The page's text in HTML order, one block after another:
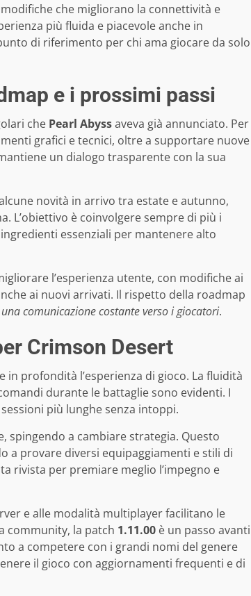
che migliorano la connettività e
più fluida e piacevole anche in
di riferimento per chi ama giocare da solo
e i prossimi passi
che Pearl Abyssaveva già annunciato. Per
grafici e tecnici, oltre a supportare nuove
un dialogo trasparente con la sua
novità in arrivo tra estate e autunno,
L’obiettivo è coinvolgere sempre di più i
essenziali per mantenere alto
l’esperienza utente, con modifiche ai
ai nuovi arrivati. Il rispetto della roadmap
comunicazione costante verso i giocatori.
Crimson Desert
profondità l’esperienza di gioco. La fluidità
durante le battaglie sono evidenti. I
più lunghe senza intoppi.
spingendo a cambiare strategia. Questo
a provare diversi equipaggiamenti e stili di
rivista per premiare meglio l’impegno e
e alle modalità multiplayer facilitano le
community, la patch 1.11.00 è un passo avanti
a competere con i grandi nomi del genere
il gioco con aggiornamenti frequenti e di